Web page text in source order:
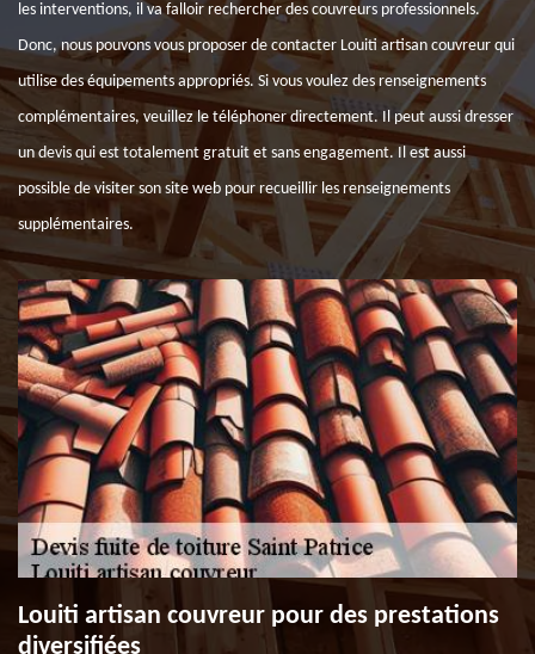
les interventions, il va falloir rechercher des couvreurs professionnels.
Donc, nous pouvons vous proposer de contacter Louiti artisan couvreur qui
utilise des équipements appropriés. Si vous voulez des renseignements
complémentaires, veuillez le téléphoner directement. Il peut aussi dresser
un devis qui est totalement gratuit et sans engagement. Il est aussi
possible de visiter son site web pour recueillir les renseignements
supplémentaires.
Louiti artisan couvreur pour des prestations
diversifiées